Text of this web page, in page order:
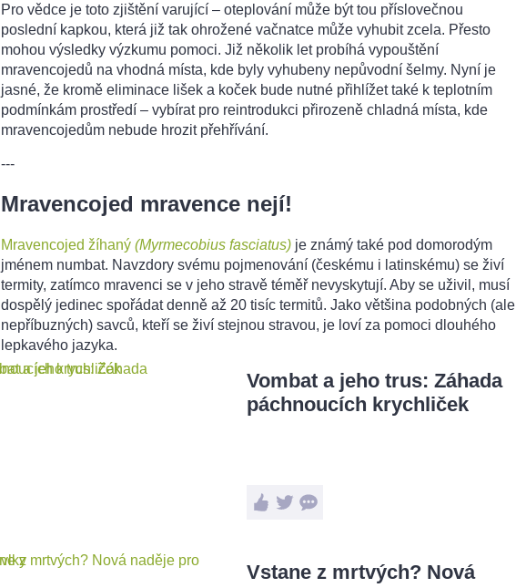
Pro vědce je toto zjištění varující – oteplování může být tou příslovečnou
poslední kapkou, která již tak ohrožené vačnatce může vyhubit zcela. Přesto
mohou výsledky výzkumu pomoci. Již několik let probíhá vypouštění
mravencojedů na vhodná místa, kde byly vyhubeny nepůvodní šelmy. Nyní je
jasné, že kromě eliminace lišek a koček bude nutné přihlížet také k teplotním
podmínkám prostředí – vybírat pro reintrodukci přirozeně chladná místa, kde
mravencojedům nebude hrozit přehřívání.
---
Mravencojed mravence nejí!
Mravencojed žíhaný (Myrmecobius fasciatus) je známý také pod domorodým
jménem numbat. Navzdory svému pojmenování (českému i latinskému) se živí
termity, zatímco mravenci se v jeho stravě téměř nevyskytují. Aby se uživil, musí
dospělý jedinec spořádat denně až 20 tisíc termitů. Jako většina podobných (ale
nepříbuzných) savců, kteří se živí stejnou stravou, je loví za pomoci dlouhého
lepkavého jazyka.
Vombat a jeho trus: Záhada
páchnoucích krychliček
Vstane z mrtvých? Nová